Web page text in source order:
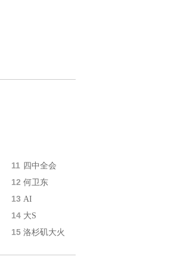
11 四中全会
12 何卫东
13 AI
14 大S
15 洛杉矶大火